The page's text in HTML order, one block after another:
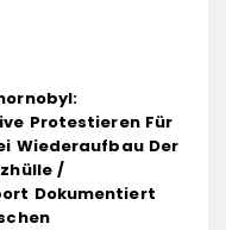
Protestieren Für
Wiederaufbau Der
/
Dokumentiert